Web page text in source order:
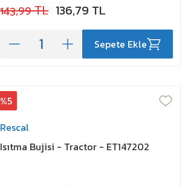
143,99 TL 136,79 TL
Sepete Ekle
%5
Rescal
Isıtma Bujisi - Tractor - ET147202